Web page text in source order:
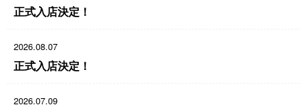
正式入店決定！
2026.08.07
正式入店決定！
2026.07.09